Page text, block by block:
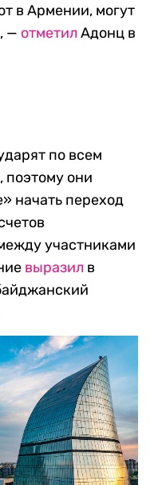
в Армении, могут
— отметил Адонц в
по всем
они
начать переход
участниками
выразил в